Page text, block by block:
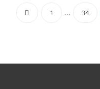
1 … 34